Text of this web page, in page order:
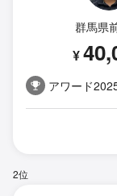
群馬県
¥
アワード
2位